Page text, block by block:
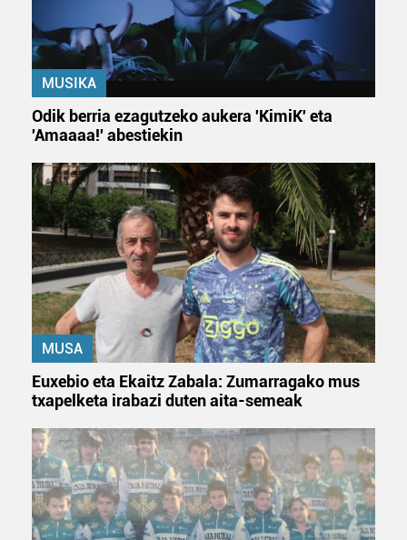
MUSIKA
Odik berria ezagutzeko aukera 'KimiK' eta
'Amaaaa!' abestiekin
MUSA
Euxebio eta Ekaitz Zabala: Zumarragako mus
txapelketa irabazi duten aita-semeak